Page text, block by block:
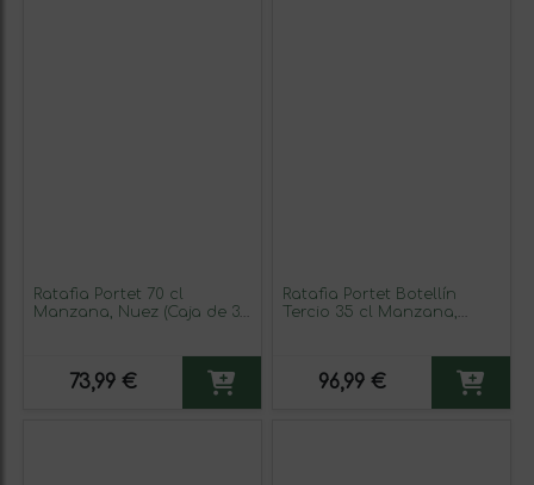
Ratafia Portet 70 cl
Manzana, Nuez (Caja de 3
73,99 €
Ratafia Portet Botellín
Tercio 35 cl Manzana,
96,99 €